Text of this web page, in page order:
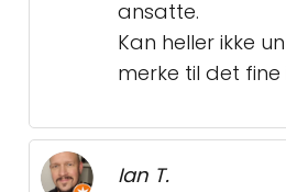
ansatte.
Kan heller ikke
merke til det
Ian T.